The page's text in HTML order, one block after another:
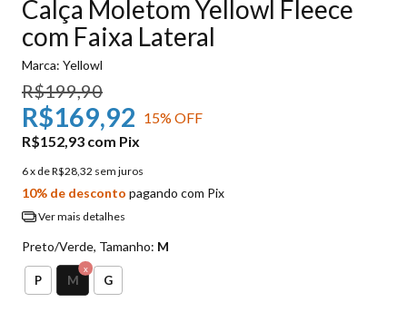
Calça Moletom Yellowl Fleece
com Faixa Lateral
Marca: Yellowl
R$199,90
R$169,92 15% OFF
R$152,93 com Pix
6x deR$28,32 sem juros
10% de desconto pagando com Pix
Ver mais detalhes
Preto/Verde, Tamanho: M
P M G